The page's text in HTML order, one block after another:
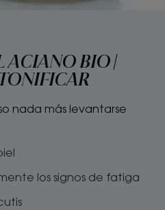
ACIANO BIO |
nada más levantarse
los signos de fatiga